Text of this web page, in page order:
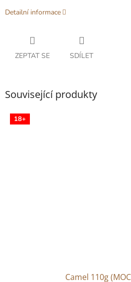
Detailní informace
ZEPTAT SE SDÍLET
Související produkty
18+
Camel 110g